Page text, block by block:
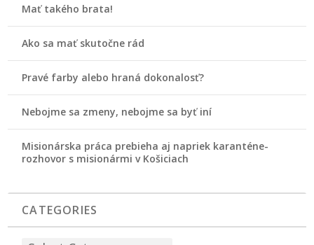
Mať takého brata!
Ako sa mať skutočne rád
Pravé farby alebo hraná dokonalosť?
Nebojme sa zmeny, nebojme sa byť iní
Misionárska práca prebieha aj napriek karanténe-
rozhovor s misionármi v Košiciach
CATEGORIES